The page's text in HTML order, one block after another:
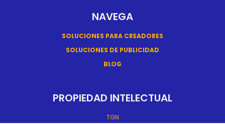
NAVEGA
SOLUCIONES PARA CREADORES
SOLUCIONES DE PUBLICIDAD
BLOG
PROPIEDAD INTELECTUAL
TGN